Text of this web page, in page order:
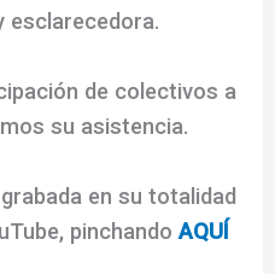
esclarecedora.
de colectivos a
su asistencia.
en su totalidad
pinchandoAQUÍ